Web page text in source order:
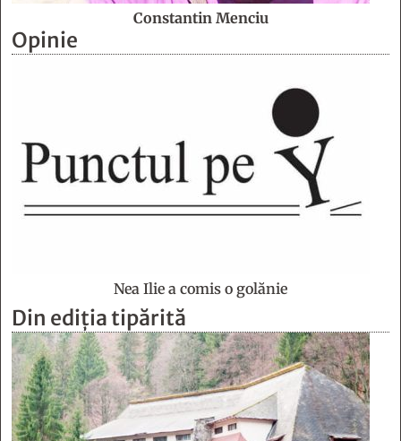
Constantin Menciu
Opinie
Nea Ilie a comis o golănie
Din ediția tipărită